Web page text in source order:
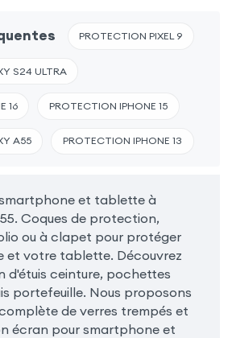
PROTECTION PIXEL 9
S24 ULTRA
16 PROTECTION IPHONE 15
A55 PROTECTION IPHONE 13
et tablette à
Coques de protection,
ou à clapet pour protéger
et votre tablette. Découvrez
d'étuis ceinture, pochettes
portefeuille. Nous proposons
de verres trempés et
écran pour smartphone et